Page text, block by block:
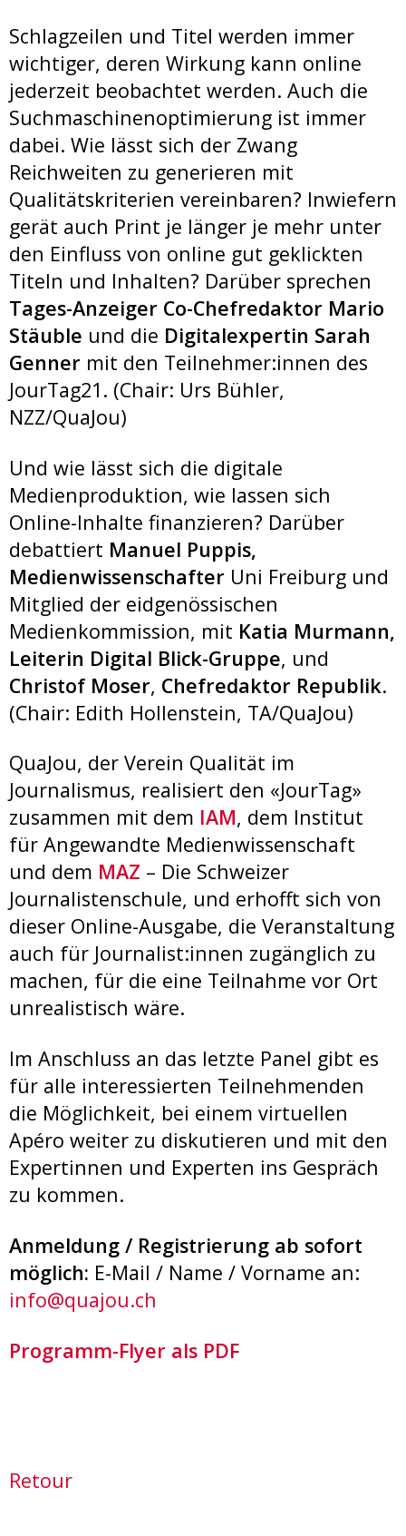
Schlagzeilen und Titel werden immer
wichtiger, deren Wirkung kann online
jederzeit beobachtet werden. Auch die
Suchmaschinenoptimierung ist immer
dabei. Wie lässt sich der Zwang
Reichweiten zu generieren mit
Qualitätskriterien vereinbaren? Inwiefern
gerät auch Print je länger je mehr unter
den Einfluss von online gut geklickten
Titeln und Inhalten? Darüber sprechen
Tages-Anzeiger Co-Chefredaktor Mario
Stäuble und die Digitalexpertin Sarah
Genner mit den Teilnehmer:innen des
JourTag21. (Chair: Urs Bühler,
NZZ/QuaJou)
Und wie lässt sich die digitale
Medienproduktion, wie lassen sich
Online-Inhalte finanzieren? Darüber
debattiert Manuel Puppis,
Medienwissenschafter Uni Freiburg und
Mitglied der eidgenössischen
Medienkommission, mit Katia Murmann,
Leiterin Digital Blick-Gruppe, und
Christof Moser, Chefredaktor Republik.
(Chair: Edith Hollenstein, TA/QuaJou)
QuaJou, der Verein Qualität im
Journalismus, realisiert den «JourTag»
zusammen mit dem IAM, dem Institut
für Angewandte Medienwissenschaft
und dem MAZ – Die Schweizer
Journalistenschule, und erhofft sich von
dieser Online-Ausgabe, die Veranstaltung
auch für Journalist:innen zugänglich zu
machen, für die eine Teilnahme vor Ort
unrealistisch wäre.
Im Anschluss an das letzte Panel gibt es
für alle interessierten Teilnehmenden
die Möglichkeit, bei einem virtuellen
Apéro weiter zu diskutieren und mit den
Expertinnen und Experten ins Gespräch
zu kommen.
Anmeldung / Registrierung ab sofort
möglich: E-Mail / Name / Vorname an:
info@quajou.ch
Programm-Flyer als PDF
Retour